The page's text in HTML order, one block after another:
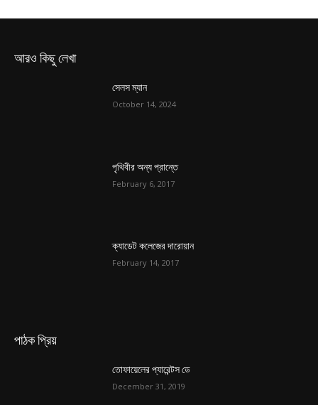
আরও কিছু লেখা
সেলস ম্যান
October 14, 2024
পৃথিবীর অন্য প্রান্তে
February 6, 2017
ক্যাডেট কলেজের দারোয়ান
February 14, 2017
পাঠক প্রিয়
তোফায়েলের প্যারেন্টস ডে
December 31, 2019